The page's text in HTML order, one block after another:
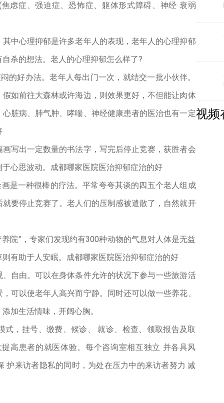
虑症、强迫症、恐怖症、躯体形式障碍、神经 衰弱
中心理抑郁是许多老年人的表现，老年人的心理抑郁
杀的想法。老人的心理抑郁怎么样了?
的好办法。老年人每出门一次，就结交一批小伙伴。
如前往大森林或许海边，则效果更好，不但能让肉体
脏病、肺气肿、哮喘、神经健康患者的医治也有一定
写出一定数量的书法字，写完后停止竞赛，获胜者会
心思波动。成都哪家医院医治抑郁症治的好
是一种很棒的疗法。平常夸夸其谈的四五个老人组成
要停止竞赛了。老人们的压制感被遣散了，自然就开
院”，专家们发现约有300种动物的气息对人体是无益
有助于人安眠。成都哪家医院医治抑郁症治的好
自由。可以在身体条件允许的状况下参与一些旅游活
可以使老年人高兴而宁静。同时还可以做一些养花、
加生活情味，开阔心胸。
，挂号、缴费、候诊、 就诊、检查、领取报告及取
高患者的就医体验。每个咨询室相互独立 并各具风
护来访者隐私的同时，为处在压力中的来访者努力 减
视频